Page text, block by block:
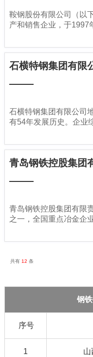
鞍钢股份有限公司（以
产和销售企业，于1997
亿元。
石横特钢集团有限
石横特钢集团有限公司
有54年发展历史。企业
青岛钢铁控股集团
青岛钢铁控股集团有限
之一，全国重点冶金企
2001、ISO14001：
企业称号。
共有 12 条
钢
序号
1 山